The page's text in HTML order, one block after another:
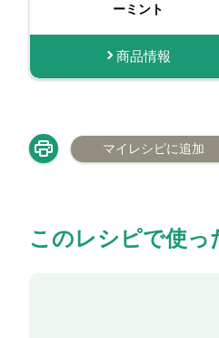
ーミント
商品情報
にく
購入する
マイレシピに追加
このレシピで使っ